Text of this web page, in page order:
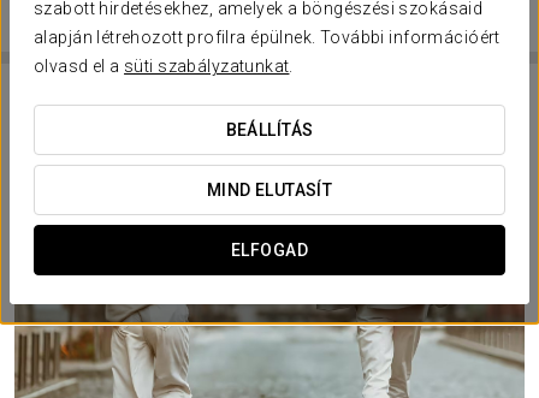
szabott hirdetésekhez, amelyek a böngészési szokásaid
alapján létrehozott profilra épülnek. További információért
olvasd el a süti szabályzatunkat
BEÁLLÍTÁS
MIND ELUTASÍT
ELFOGAD
EUROSTARS DANUBE BUDAPEST